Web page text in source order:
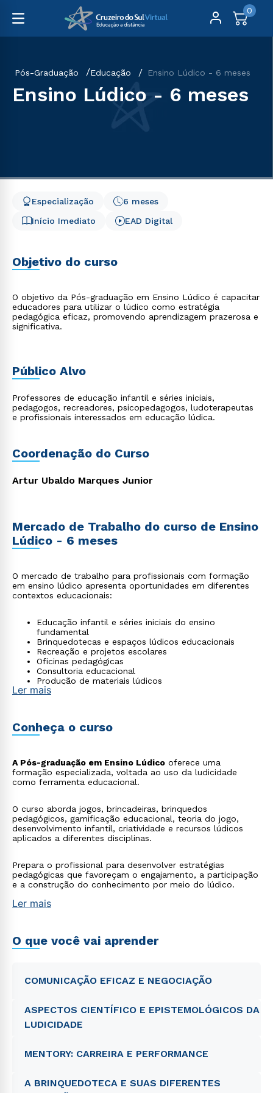
0
Pós-Graduação Educação Ensino Lúdico - 6 meses
Ensino Lúdico - 6 meses
Início Imediato
6 meses
Especialização
EAD Digital
Objetivo do curso
O objetivo da Pós-graduação em Ensino Lúdico é capacitar
educadores para utilizar o lúdico como estratégia
pedagógica eficaz, promovendo aprendizagem prazerosa e
significativa.
Público Alvo
Professores de educação infantil e séries iniciais,
pedagogos, recreadores, psicopedagogos, ludoterapeutas
e profissionais interessados em educação lúdica.
Coordenação do Curso
Artur Ubaldo Marques Junior
Mercado de Trabalho do curso de Ensino
Lúdico - 6 meses
O mercado de trabalho para profissionais com formação
em ensino lúdico apresenta oportunidades em diferentes
contextos educacionais:
Educação infantil e séries iniciais do ensino
fundamental
Brinquedotecas e espaços lúdicos educacionais
Recreação e projetos escolares
Oficinas pedagógicas
Consultoria educacional
Produção de materiais lúdicos
Ler mais
Conheça o curso
A Pós-graduação em Ensino Lúdico oferece uma
formação especializada, voltada ao uso da ludicidade
como ferramenta educacional.
O curso aborda jogos, brincadeiras, brinquedos
pedagógicos, gamificação educacional, teoria do jogo,
desenvolvimento infantil, criatividade e recursos lúdicos
aplicados a diferentes disciplinas.
Prepara o profissional para desenvolver estratégias
pedagógicas que favoreçam o engajamento, a participação
e a construção do conhecimento por meio do lúdico.
Ler mais
O que você vai aprender
COMUNICAÇÃO EFICAZ E NEGOCIAÇÃO
ASPECTOS CIENTÍFICO E EPISTEMOLÓGICOS DA
LUDICIDADE
MENTORY: CARREIRA E PERFORMANCE
A BRINQUEDOTECA E SUAS DIFERENTES